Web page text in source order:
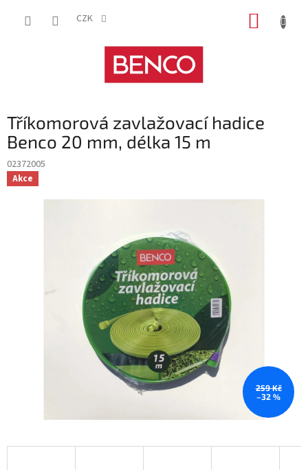
CZK
Tříkomorová zavlažovací hadice
Benco 20 mm, délka 15 m
02372005
Akce
259 Kč
–32 %